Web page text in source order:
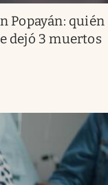
Popayán: quién
dejó 3 muertos